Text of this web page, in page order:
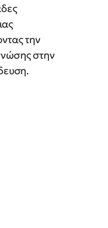
την
στην